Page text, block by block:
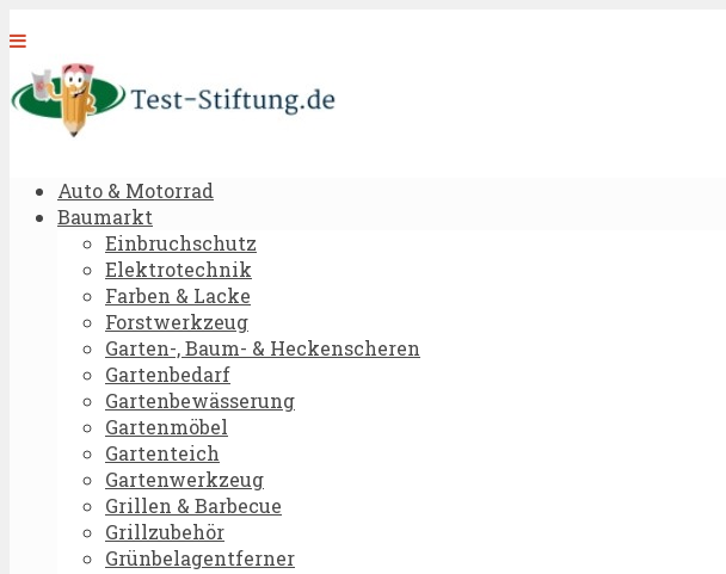
Auto & Motorrad
Baumarkt
Einbruchschutz
Elektrotechnik
Farben & Lacke
Forstwerkzeug
Garten-, Baum- & Heckenscheren
Gartenbedarf
Gartenbewässerung
Gartenmöbel
Gartenteich
Gartenwerkzeug
Grillen & Barbecue
Grillzubehör
Grünbelagentferner